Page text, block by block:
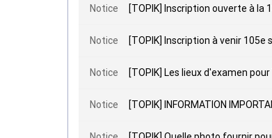
Notice [TOPIK] Inscription ouverte à la
Notice [TOPIK] Inscription à venir 105e
Notice [TOPIK] Les lieux d'examen
Notice [TOPIK] INFORMATION